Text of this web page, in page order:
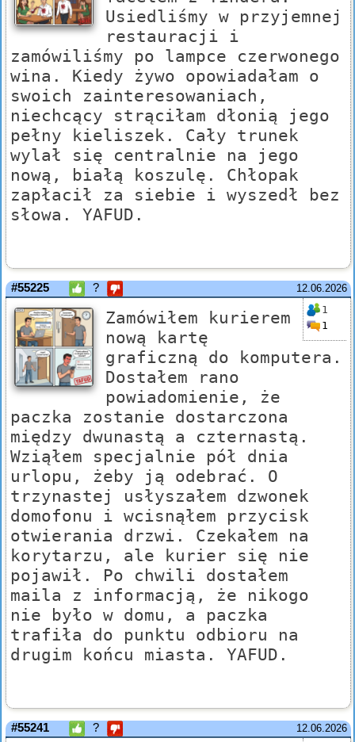
Usiedliśmy w przyjemnej
restauracji i
zamówiliśmy po lampce czerwonego
wina. Kiedy żywo opowiadałam o
swoich zainteresowaniach,
niechcący strąciłam dłonią jego
pełny kieliszek. Cały trunek
wylał się centralnie na jego
nową, białą koszulę. Chłopak
zapłacił za siebie i wyszedł bez
słowa. YAFUD.
12.06.2026
#55225 ?
1
1
Zamówiłem kurierem
nową kartę
graficzną do komputera.
Dostałem rano
powiadomienie, że
paczka zostanie dostarczona
między dwunastą a czternastą.
Wziąłem specjalnie pół dnia
urlopu, żeby ją odebrać. O
trzynastej usłyszałem dzwonek
domofonu i wcisnąłem przycisk
otwierania drzwi. Czekałem na
korytarzu, ale kurier się nie
pojawił. Po chwili dostałem
maila z informacją, że nikogo
nie było w domu, a paczka
trafiła do punktu odbioru na
drugim końcu miasta. YAFUD.
12.06.2026
#55241 ?